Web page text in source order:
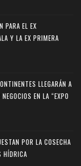
PARA EL EX
Y LA EX PRIMERA
LLEGARÁN A
EN LA “EXPO
POR LA COSECHA
HÍDRICA